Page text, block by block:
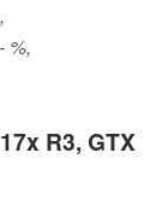
%,
R3, GTX